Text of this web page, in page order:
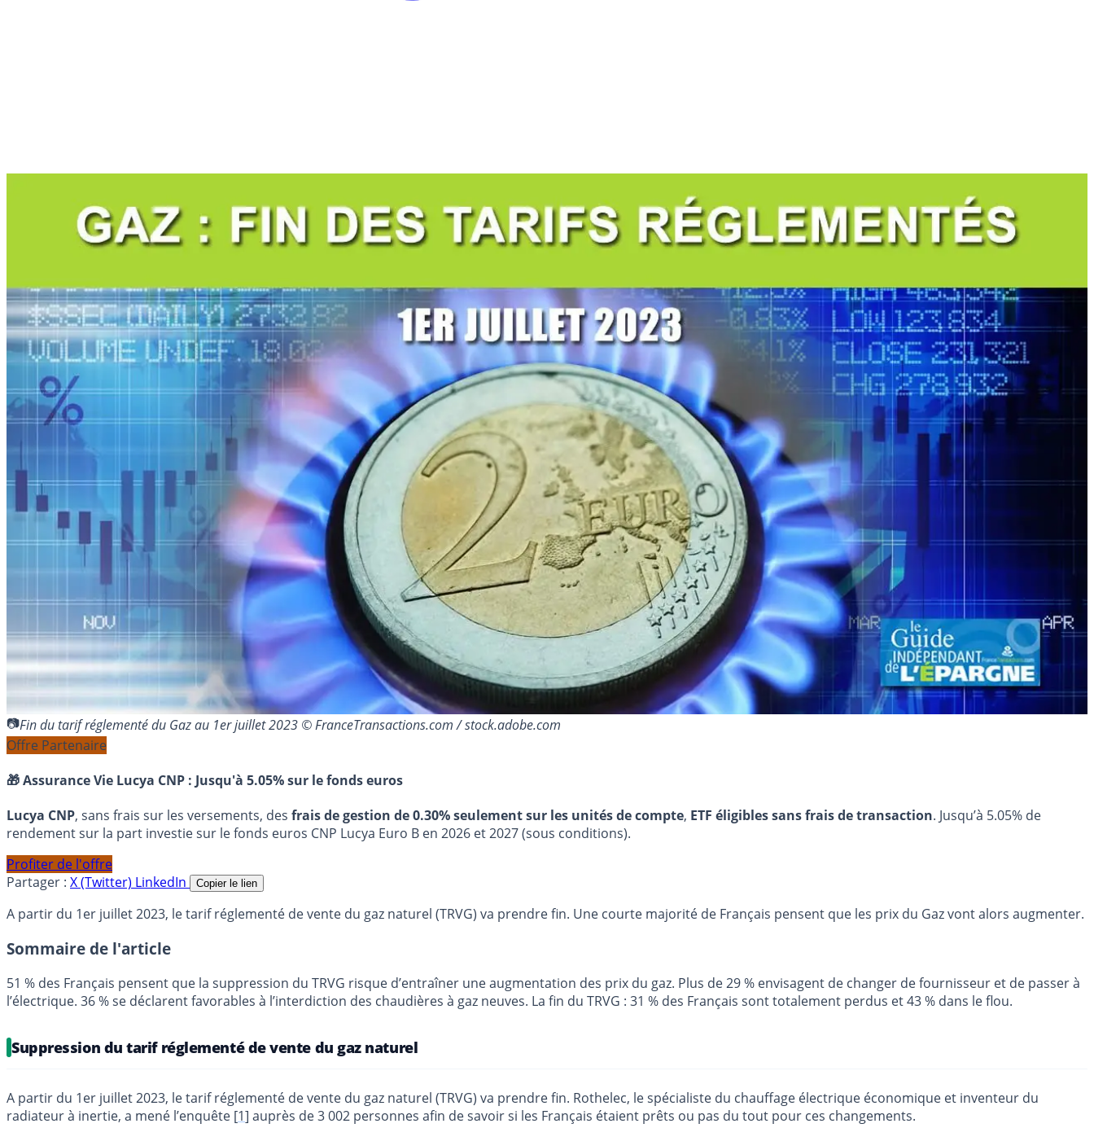
Fin du tarif réglementé du Gaz au 1er juillet 2023 © FranceTransactions.com / stock.adobe.com
Offre Partenaire
🎁 Assurance Vie Lucya CNP : Jusqu'à 5.05% sur le fonds euros
Lucya CNP, sans frais sur les versements, des frais de gestion de 0.30% seulement sur les unités de compte, ETF éligibles sans frais de transaction. Jusqu’à 5.05% de
rendement sur la part investie sur le fonds euros CNP Lucya Euro B en 2026 et 2027 (sous conditions).
Profiter de l'offre
Partager : X (Twitter) LinkedIn Copier le lien
A partir du 1er juillet 2023, le tarif réglementé de vente du gaz naturel (TRVG) va prendre fin. Une courte majorité de Français pensent que les prix du Gaz vont alors augmenter.
Sommaire de l'article
51 % des Français pensent que la suppression du TRVG risque d’entraîner une augmentation des prix du gaz. Plus de 29 % envisagent de changer de fournisseur et de passer à
l’électrique. 36 % se déclarent favorables à l’interdiction des chaudières à gaz neuves. La fin du TRVG : 31 % des Français sont totalement perdus et 43 % dans le flou.
Suppression du tarif réglementé de vente du gaz naturel
A partir du 1er juillet 2023, le tarif réglementé de vente du gaz naturel (TRVG) va prendre fin. Rothelec, le spécialiste du chauffage électrique économique et inventeur du
radiateur à inertie, a mené l’enquête [1] auprès de 3 002 personnes afin de savoir si les Français étaient prêts ou pas du tout pour ces changements.